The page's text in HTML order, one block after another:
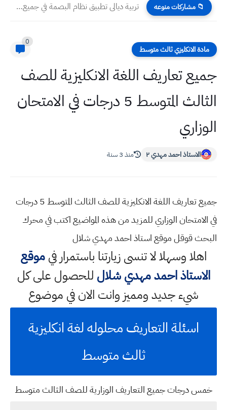
📁 مشاركات منوعه تربية ديالى تطبيق نظام البصمة في جميع المدارس
مادة الانكليزي ثالث متوسط
0
جميع تعاريف اللغة الانكليزية للصف
الثالث المتوسط 5 درجات في الامتحان
الوزاري
الاستاذ احمد مهدي ٢ منذ 3 سنة
جميع تعاريف اللغة الانكليزية للصف الثالث المتوسط 5 درجات
في الامتحان الوزاري للمزيد من هذه المواضيع اكتب في محرك
البحث قوقل موقع استاذ احمد مهدي شلال
اهلا وسهلالا تنسى زيارتنا باستمرار فيموقع
الاستاذ احمد مهدي شلال للحصول على كل
شيء جديد ومميز وانت الان في موضوع
اسئلة التعاريف محلوله لغة انكليزية
ثالث متوسط
خمس درجات جميع التعاريف الوزارية للصف الثالث متوسط